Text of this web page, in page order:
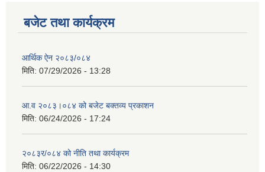
बजेट तथा कार्यक्रम
आर्थिक ऐन २०८३/०८४
मिति: 07/29/2026 - 13:28
आ.व २०८३।०८४ को बजेट बक्तव्य प्रकाशन
मिति: 06/24/2026 - 17:24
२०८३र/०८४ को नीति तथा कार्यक्रम
मिति: 06/22/2026 - 14:30